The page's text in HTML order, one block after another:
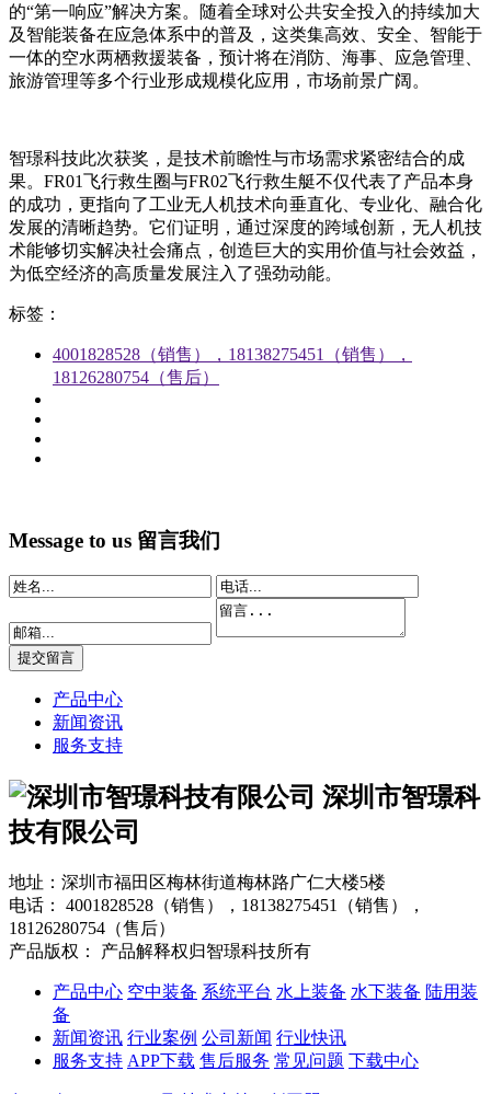
的“第一响应”解决方案。随着全球对公共安全投入的持续加大
及智能装备在应急体系中的普及，这类集高效、安全、智能于
一体的空水两栖救援装备，预计将在消防、海事、应急管理、
旅游管理等多个行业形成规模化应用，市场前景广阔。
智璟科技此次获奖，是技术前瞻性与市场需求紧密结合的成
果。FR01飞行救生圈与FR02飞行救生艇不仅代表了产品本身
的成功，更指向了工业无人机技术向垂直化、专业化、融合化
发展的清晰趋势。它们证明，通过深度的跨域创新，无人机技
术能够切实解决社会痛点，创造巨大的实用价值与社会效益，
为低空经济的高质量发展注入了强劲动能。
标签：
4001828528（销售），18138275451（销售），
18126280754（售后）
Message to us 留言我们
产品中心
新闻资讯
服务支持
深圳市智璟科
技有限公司
地址：深圳市福田区梅林街道梅林路广仁大楼5楼
电话： 4001828528（销售），18138275451（销售），
18126280754（售后）
产品版权： 产品解释权归智璟科技所有
产品中心 空中装备 系统平台 水上装备 水下装备 陆用装
备
新闻资讯 行业案例 公司新闻 行业快讯
服务支持 APP下载 售后服务 常见问题 下载中心